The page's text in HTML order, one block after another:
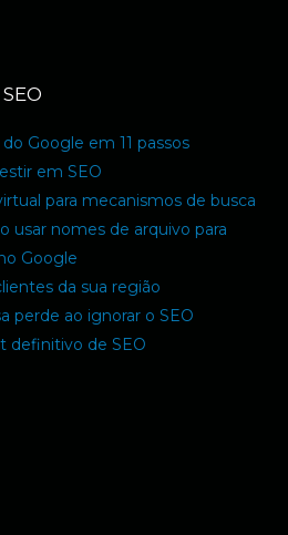
Google em 11 passos
em SEO
para mecanismos de busca
usar nomes de arquivo para
Google
da sua região
perde ao ignorar o SEO
definitivo de SEO